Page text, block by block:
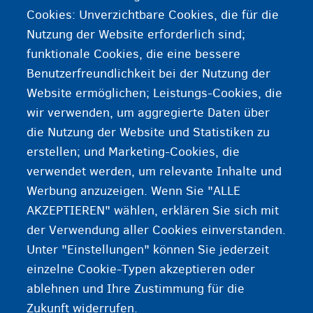
Nachweis der
Familienzusammensetzung
Nationale Nummer
Nettolohn
Nicht erschienen
Cookies: Unverzichtbare Cookies, die für die
Nutzung der Website erforderlich sind;
funktionale Cookies, die eine bessere
Benutzerfreundlichkeit bei der Nutzung der
Website ermöglichen; Leistungs-Cookies, die
wir verwenden, um aggregierte Daten über
die Nutzung der Website und Statistiken zu
erstellen; und Marketing-Cookies, die
verwendet werden, um relevante Inhalte und
Werbung anzuzeigen. Wenn Sie "ALLE
AKZEPTIEREN" wählen, erklären Sie sich mit
der Verwendung aller Cookies einverstanden.
Unter "Einstellungen" können Sie jederzeit
einzelne Cookie-Typen akzeptieren oder
ablehnen und Ihre Zustimmung für die
Zukunft widerrufen.